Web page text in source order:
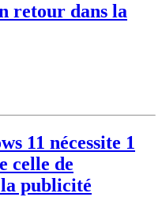
retour dans la
11 nécessite 1
celle de
publicité